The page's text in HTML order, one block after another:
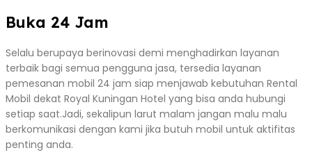
Buka 24 Jam
Selalu berupaya berinovasi demi menghadirkan layanan
terbaik bagi semua pengguna jasa, tersedia layanan
pemesanan mobil 24 jam siap menjawab kebutuhan Rental
Mobil dekat Royal Kuningan Hotel yang bisa anda hubungi
setiap saat.Jadi, sekalipun larut malam jangan malu malu
berkomunikasi dengan kami jika butuh mobil untuk aktifitas
penting anda.